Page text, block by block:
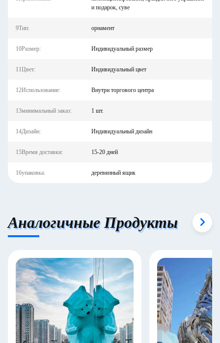
и подарок, суве
9Тип: орнамент
10Размер: Индивидуальный размер
11Цвет: Индивидуальный цвет
12Использование: Внутри торгового центра
13минимальный заказ: 1 шт.
14Дизайн: Индивидуальный дизайн
15Время доставки: 15-20 дней
16упаковка: деревянный ящик
Аналогичные Продукты